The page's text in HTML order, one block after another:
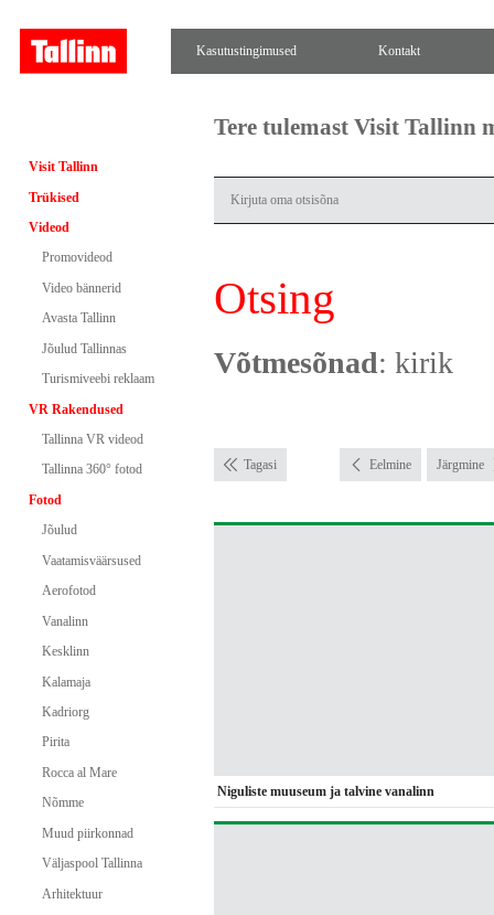
Kasutustingimused Kontakt
Visit Tallinn
Trükised
Videod
Promovideod
Video bännerid
Avasta Tallinn
Jõulud Tallinnas
Turismiveebi reklaam
VR Rakendused
Tallinna VR videod
Tallinna 360° fotod
Fotod
Jõulud
Vaatamisväärsused
Aerofotod
Vanalinn
Kesklinn
Kalamaja
Kadriorg
Pirita
Rocca al Mare
Nõmme
Muud piirkonnad
Väljaspool Tallinna
Arhitektuur
Tere tulemast Visit Tallinn
Otsing
Võtmesõnad: kirik
Tagasi Eelmine Järgmine
Niguliste muuseum ja talvine vanalinn